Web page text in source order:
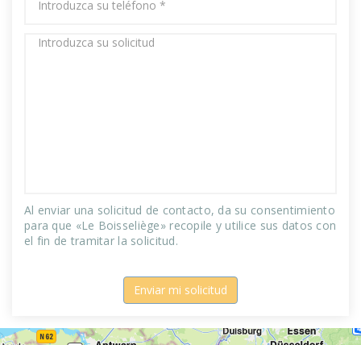
Al enviar una solicitud de contacto, da su consentimiento
para que «Le Boisseliège» recopile y utilice sus datos con
el fin de tramitar la solicitud.